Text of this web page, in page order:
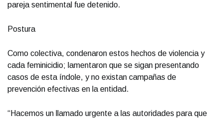
pareja sentimental fue detenido.
Postura
Como colectiva, condenaron estos hechos de violencia y
cada feminicidio; lamentaron que se sigan presentando
casos de esta índole, y no existan campañas de
prevención efectivas en la entidad.
“Hacemos un llamado urgente a las autoridades para que